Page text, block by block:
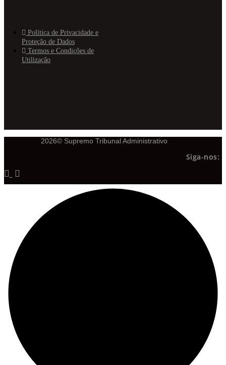
Política de Privacidade e
Proteção de Dados
Termos e Condições de
Utilização
2026© Supremo Tribunal Administrativo
Siga-nos: